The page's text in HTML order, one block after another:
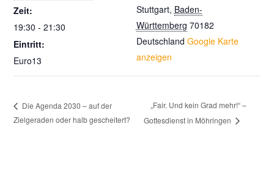
Zeit:
19:30 - 21:30
Eintritt:
Euro13
Stuttgart, Baden-
Württemberg 70182
Deutschland Google Karte
anzeigen
Die Agenda 2030 – auf der
Zielgeraden oder halb gescheitert?
„Fair. Und kein Grad mehr!“ –
Gottesdienst in Möhringen